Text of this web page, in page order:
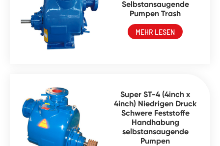
Selbstansaugende
Pumpen Trash
MEHR LESEN
Super ST-4 (4inch x
4inch) Niedrigen Druck
Schwere Feststoffe
Handhabung
selbstansaugende
Pumpen